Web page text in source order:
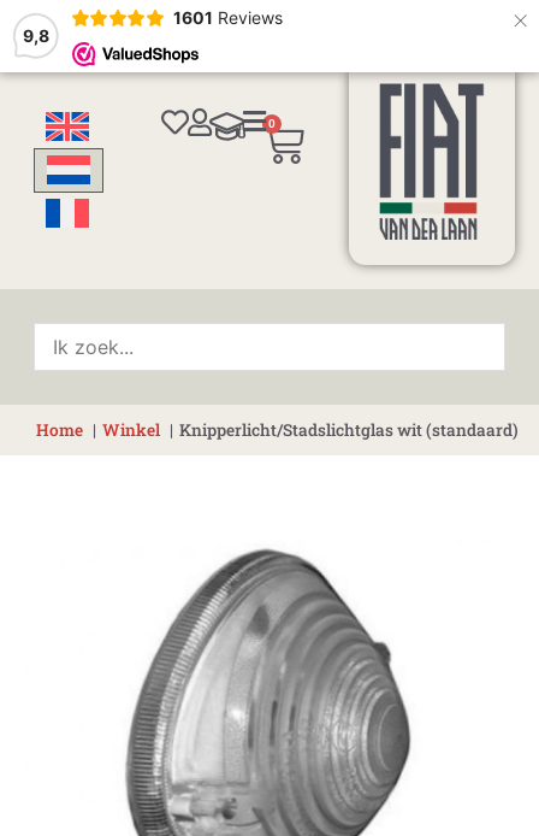
9,8
1601 Reviews ×
0
Winkelwagen
Home Winkel Knipperlicht/Stadslichtglas wit (standaard)